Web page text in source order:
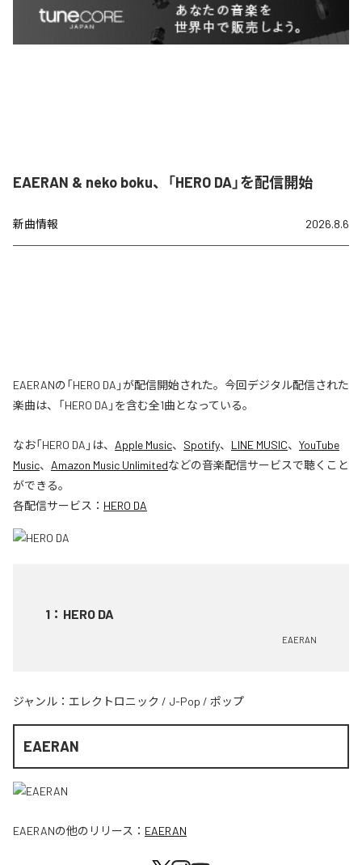
EAERAN & neko boku、「HERO DA」を配信開始
新曲情報 2026.8.6
EAERANの「HERO DA」が配信開始された。今回デジタル配信された
楽曲は、「HERO DA」を含む全1曲となっている。
なお「HERO DA 」は、 Apple Music、 Spotify、 LINE MUSIC、 YouTube
Music、 Amazon Music Unlimitedなどの音楽配信サービスで聴くこと
ができる。
各配信サービス： HERO DA
1 ： HERO DA
EAERAN
ジャンル： エレクトロニック / J-Pop / ポップ
EAERAN
EAERANの他のリリース： EAERAN